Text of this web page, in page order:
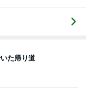
た帰り道